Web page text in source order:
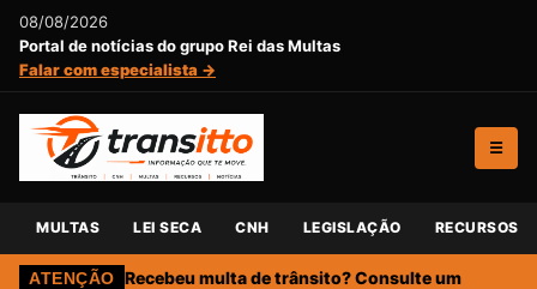
08/08/2026
Portal de notícias do grupo Rei das Multas
Falar com especialista →
☰
MULTAS LEI SECA CNH LEGISLAÇÃO RECURSOS
ATENÇÃO Recebeu multa de trânsito? Consulte um